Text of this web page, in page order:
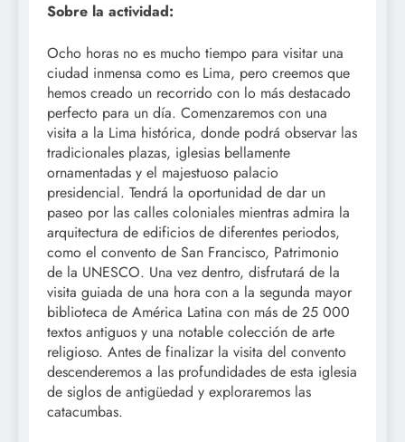
Sobre la actividad:
Ocho horas no es mucho tiempo para visitar una
ciudad inmensa como es Lima, pero creemos que
hemos creado un recorrido con lo más destacado
perfecto para un día. Comenzaremos con una
visita a la Lima histórica, donde podrá observar las
tradicionales plazas, iglesias bellamente
ornamentadas y el majestuoso palacio
presidencial. Tendrá la oportunidad de dar un
paseo por las calles coloniales mientras admira la
arquitectura de edificios de diferentes periodos,
como el convento de San Francisco, Patrimonio
de la UNESCO. Una vez dentro, disfrutará de la
visita guiada de una hora con a la segunda mayor
biblioteca de América Latina con más de 25 000
textos antiguos y una notable colección de arte
religioso. Antes de finalizar la visita del convento
descenderemos a las profundidades de esta iglesia
de siglos de antigüedad y exploraremos las
catacumbas.